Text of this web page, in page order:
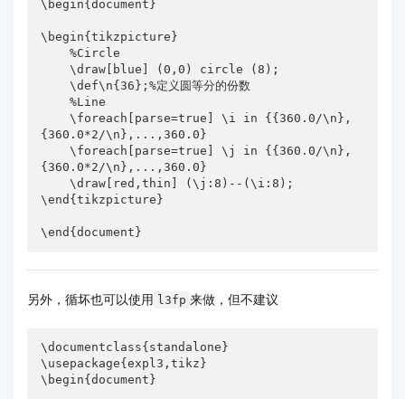
\begin{document}
\begin{tikzpicture}
    %Circle
    \draw[blue] (0,0) circle (8);
    \def\n{36};%定义圆等分的份数
    %Line
    \foreach[parse=true] \i in {{360.0/\n},
{360.0*2/\n},...,360.0}
    \foreach[parse=true] \j in {{360.0/\n},
{360.0*2/\n},...,360.0}
    \draw[red,thin] (\j:8)--(\i:8);
\end{tikzpicture}
\end{document}
另外，循坏也可以使用 l3fp 来做，但不建议
\documentclass{standalone}
\usepackage{expl3,tikz}
\begin{document}